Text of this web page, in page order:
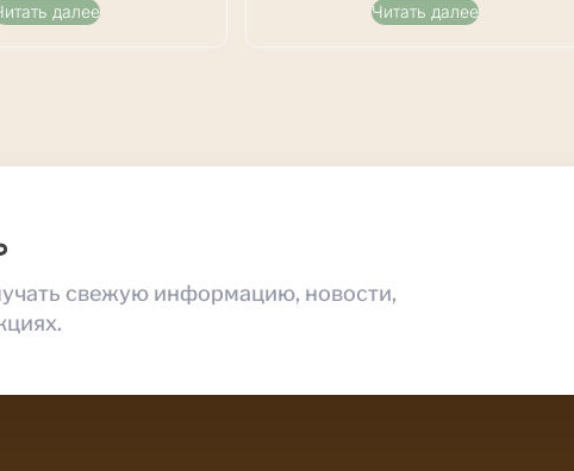
далее Читать далее
свежую информацию, новости,